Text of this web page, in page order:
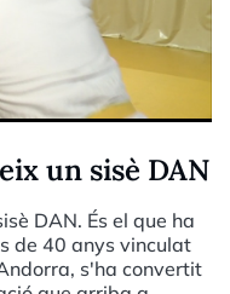
un sisè DAN
DAN. És el que ha
de 40 anys vinculat
s'ha convertit